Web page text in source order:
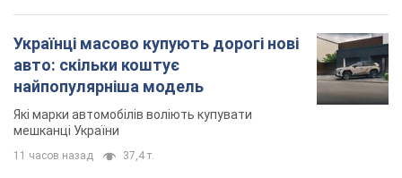
Українці масово купують дорогі нові
авто: скільки коштує
найпопулярніша модель
Які марки автомобілів воліють купувати
мешканці України
11 часов назад 37,4 т.